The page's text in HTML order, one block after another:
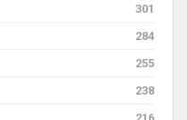
301
284
255
238
216